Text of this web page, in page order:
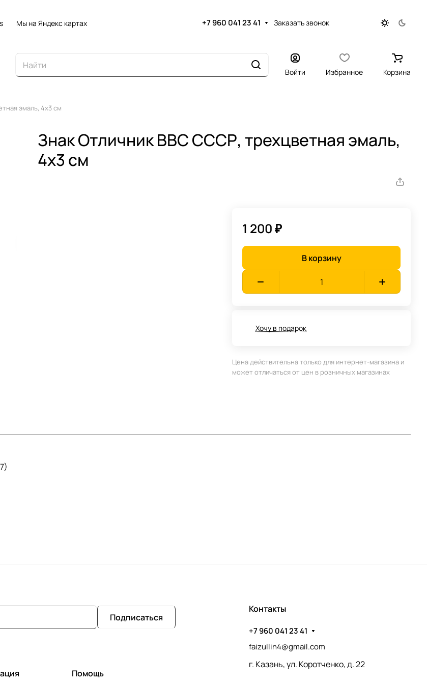
Мы на Яндекс картах +7 960 041 23 41 Заказать звонок
Войти Избранное Корзина
эмаль, 4х3 см
Знак Отличник ВВС СССР, трехцветная эмаль,
4х3 см
1 200 ₽
В корзину
Хочу в подарок
Цена действительна только для интернет-магазина и
может отличаться от цен в розничных магазинах
Подписаться
Помощь
Контакты
+7 960 041 23 41
faizullin4@gmail.com
г. Казань, ул. Коротченко, д. 22